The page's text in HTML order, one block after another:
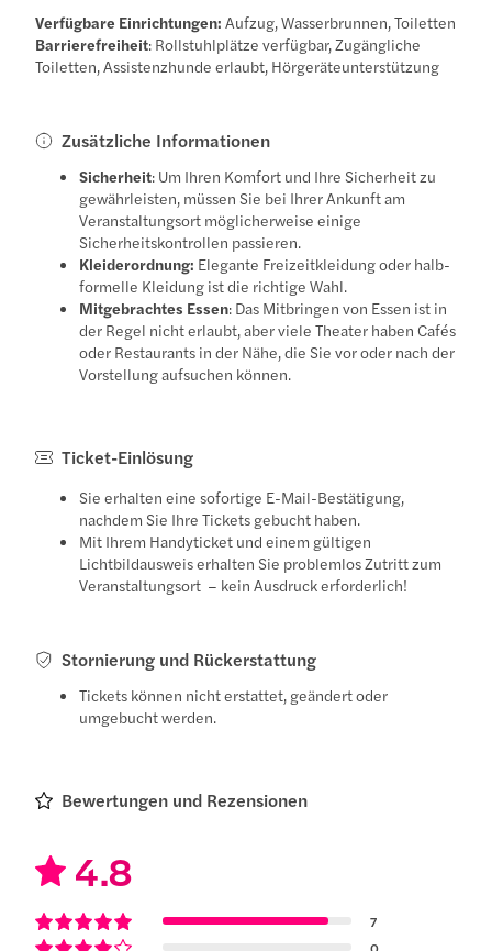
Verfügbare Einrichtungen: Aufzug, Wasserbrunnen, Toiletten
Barrierefreiheit: Rollstuhlplätze verfügbar, Zugängliche
Toiletten, Assistenzhunde erlaubt, Hörgeräteunterstützung
Zusätzliche Informationen
Sicherheit: Um Ihren Komfort und Ihre Sicherheit zu
gewährleisten, müssen Sie bei Ihrer Ankunft am
Veranstaltungsort möglicherweise einige
Sicherheitskontrollen passieren.
Kleiderordnung: Elegante Freizeitkleidung oder halb-
formelle Kleidung ist die richtige Wahl.
Mitgebrachtes Essen: Das Mitbringen von Essen ist in
der Regel nicht erlaubt, aber viele Theater haben Cafés
oder Restaurants in der Nähe, die Sie vor oder nach der
Vorstellung aufsuchen können.
Ticket-Einlösung
Sie erhalten eine sofortige E-Mail-Bestätigung,
nachdem Sie Ihre Tickets gebucht haben.
Mit Ihrem Handyticket und einem gültigen
Lichtbildausweis erhalten Sie problemlos Zutritt zum
Veranstaltungsort – kein Ausdruck erforderlich!
Stornierung und Rückerstattung
Tickets können nicht erstattet, geändert oder
umgebucht werden.
Bewertungen und Rezensionen
4.8
7